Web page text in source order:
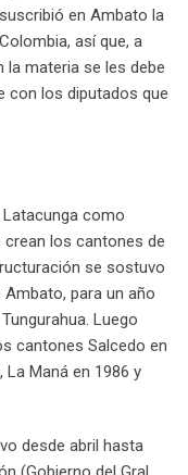
en Ambato la
así que, a
materia se les debe
con los diputados que
como
crean los cantones de
se sostuvo
para un año
Luego
cantones Salcedo en
La Maná en 1986 y
desde abril hasta